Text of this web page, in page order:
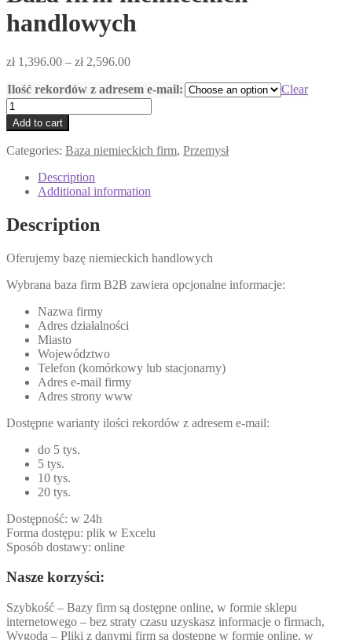
handlowych
zł1,396.00 – zł2,596.00
Ilość rekordów z adresem e-mail:
Clear
Baza
firm
niemieckich
handlowych
quantity
Add to cart
Categories: Baza niemieckich firm, Przemysł
Description
Additional information
Description
Oferujemy bazę niemieckich handlowych
Wybrana baza firm B2B zawiera opcjonalne informacje:
Nazwa firmy
Adres działalności
Miasto
Województwo
Telefon (komórkowy lub stacjonarny)
Adres e-mail firmy
Adres strony www
Dostępne warianty ilości rekordów z adresem e-mail:
do 5 tys.
5 tys.
10 tys.
20 tys.
Dostępność: w 24h
Forma dostępu: plik w Excelu
Sposób dostawy: online
Nasze korzyści:
Szybkość – Bazy firm są dostępne online, w formie sklepu
internetowego – bez straty czasu uzyskasz informacje o firmach,
Wygoda – Pliki z danymi firm są dostępne w formie online, w